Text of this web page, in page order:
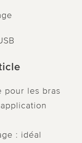
pour les bras
: idéal